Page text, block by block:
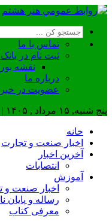
تماس با ما
ثبت نام در
نقشه
درباره ما
عضويت در
پنج شنبه, ۱۵ مرداد , ۱۴۰۵ | برابر با : 22 صفر 1448
خانه
اخبار صنعت و تجارت
آخرین اخبار
انتصابات
آموزش
اخبار صنعت و
رساله و پایان
معرفی کتاب